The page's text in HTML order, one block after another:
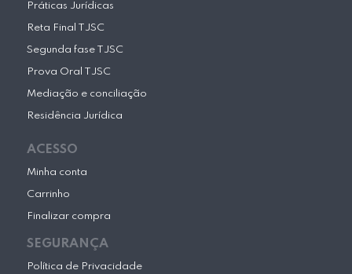
Práticas Jurídicas
Reta Final TJSC
Segunda fase TJSC
Prova Oral TJSC
Mediação e conciliação
Residência Jurídica
ACESSO
Minha conta
Carrinho
Finalizar compra
SEGURANÇA
Política de Privacidade